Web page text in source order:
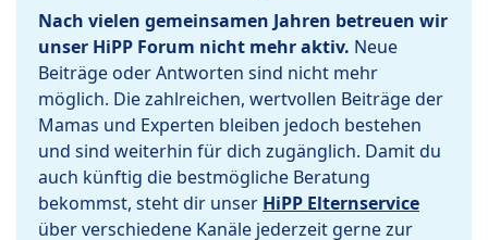
Nach vielen gemeinsamen Jahren betreuen wir
unser HiPP Forum nicht mehr aktiv. Neue
Beiträge oder Antworten sind nicht mehr
möglich. Die zahlreichen, wertvollen Beiträge der
Mamas und Experten bleiben jedoch bestehen
und sind weiterhin für dich zugänglich. Damit du
auch künftig die bestmögliche Beratung
bekommst, steht dir unser HiPP Elternservice
über verschiedene Kanäle jederzeit gerne zur